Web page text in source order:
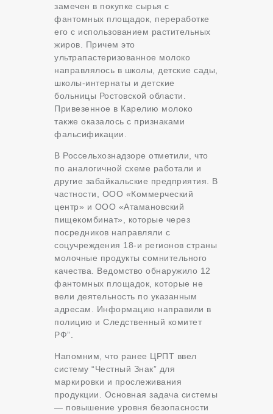
замечен в покупке сырья с
фантомных площадок, переработке
его с использованием растительных
жиров. Причем это
ультрапастеризованное молоко
направлялось в школы, детские сады,
школы-интернаты и детские
больницы Ростовской области.
Привезенное в Карелию молоко
также оказалось с признаками
фальсификации.
В Россельхознадзоре отметили, что
по аналогичной схеме работали и
другие забайкальские предприятия. В
частности, ООО «Коммерческий
центр» и ООО «Атамановский
пищекомбинат», которые через
посредников направляли с
соцучреждения 18-и регионов страны
молочные продукты сомнительного
качества. Ведомство обнаружило 12
фантомных площадок, которые не
вели деятельность по указанным
адресам. Информацию направили в
полицию и Следственный комитет
РФ”.
Напомним, что ранее ЦРПТ ввел
систему “Честный Знак” для
маркировки и прослеживания
продукции. Основная задача системы
— повышение уровня безопасности